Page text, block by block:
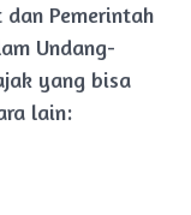
dan Pemerintah
Undang-
yang bisa
lain: